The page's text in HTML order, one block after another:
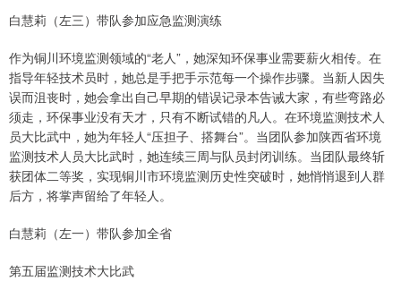
白慧莉（左三）带队参加应急监测演练
作为铜川环境监测领域的“老人”，她深知环保事业需要薪火相传。在
指导年轻技术员时，她总是手把手示范每一个操作步骤。当新人因失
误而沮丧时，她会拿出自己早期的错误记录本告诫大家，有些弯路必
须走，环保事业没有天才，只有不断试错的凡人。在环境监测技术人
员大比武中，她为年轻人“压担子、搭舞台”。当团队参加陕西省环境
监测技术人员大比武时，她连续三周与队员封闭训练。当团队最终斩
获团体二等奖，实现铜川市环境监测历史性突破时，她悄悄退到人群
后方，将掌声留给了年轻人。
白慧莉（左一）带队参加全省
第五届监测技术大比武